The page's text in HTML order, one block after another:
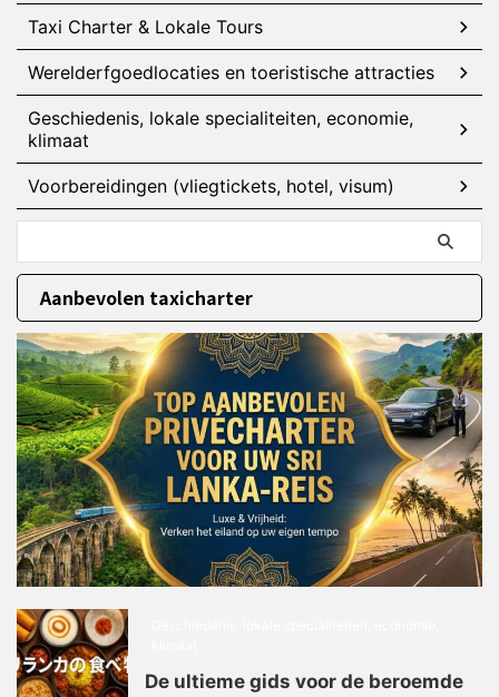
Taxi Charter & Lokale Tours
Werelderfgoedlocaties en toeristische attracties
Geschiedenis, lokale specialiteiten, economie,
klimaat
Voorbereidingen (vliegtickets, hotel, visum)
Aanbevolen taxicharter
De ultieme gids voor de beroemde